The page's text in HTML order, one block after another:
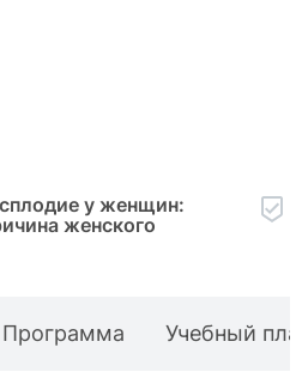
у женщин:
женского
Программа Учебный